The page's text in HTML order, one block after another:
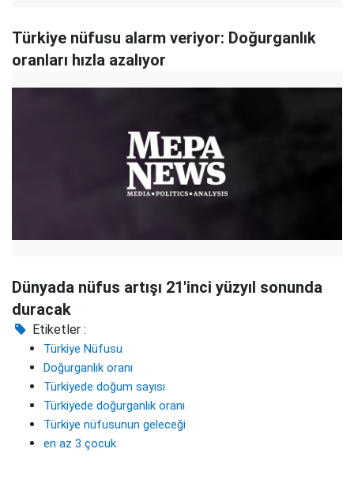
Türkiye nüfusu alarm veriyor: Doğurganlık
oranları hızla azalıyor
Dünyada nüfus artışı 21'inci yüzyıl sonunda
duracak
Etiketler :
Türkiye Nüfusu
Doğurganlık oranı
Türkiyede doğum sayısı
Türkiyede doğurganlık oranı
Türkiye nüfusunun geleceği
en az 3 çocuk